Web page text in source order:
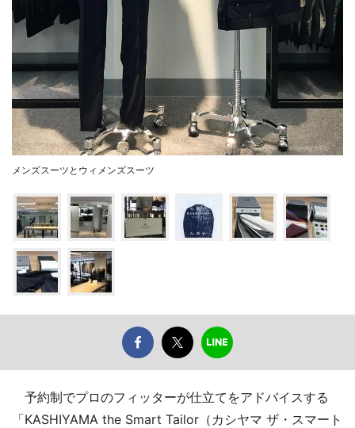
メンズスーツとウィメンズスーツ
予約制でプロのフィッターが仕立てをアドバイスする
「KASHIYAMA the Smart Tailor（カシヤマ ザ・スマート